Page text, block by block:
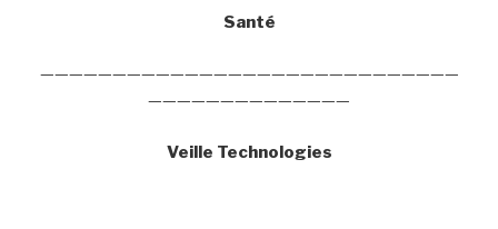
Santé
—————————————————————————————
——————————————
Veille Technologies